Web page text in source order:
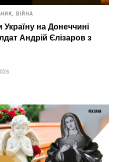
ВІЙНА
на Донеччині
Андрій Єлізаров з